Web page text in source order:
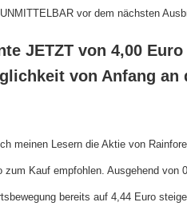
vor dem nächsten
JETZT von 4,00
von Anfang an
meinen Lesern die Aktie von
zum Kauf empfohlen. Ausgehend von
bereits auf 4,44 Euro